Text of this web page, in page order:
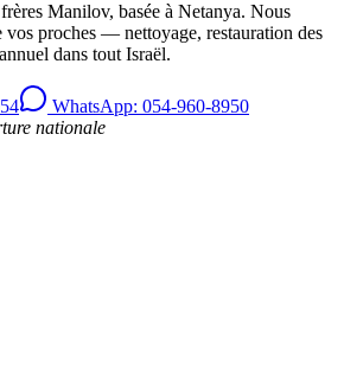
Manilov, basée à Netanya. Nous
vos proches — nettoyage, restauration des
dans tout Israël.
WhatsApp: 054-960-8950
nationale